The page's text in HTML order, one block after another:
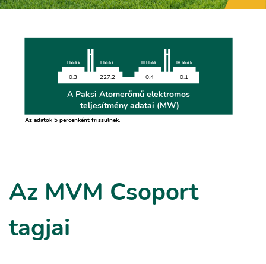
I.blokk
0.3
II.blokk
227.2
III.blokk
0.4
IV.blokk
0.1
A Paksi Atomerőmű elektromos
teljesítmény adatai (MW)
Az adatok 5 percenként frissülnek.
Az MVM Csoport
tagjai